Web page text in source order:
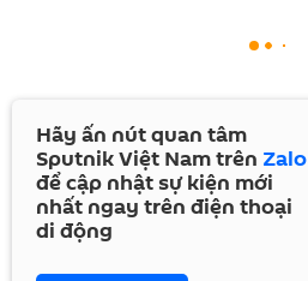
Hãy ấn nút quan tâm
Sputnik Việt Nam trên Zalo
để cập nhật sự kiện mới
nhất ngay trên điện thoại
di động